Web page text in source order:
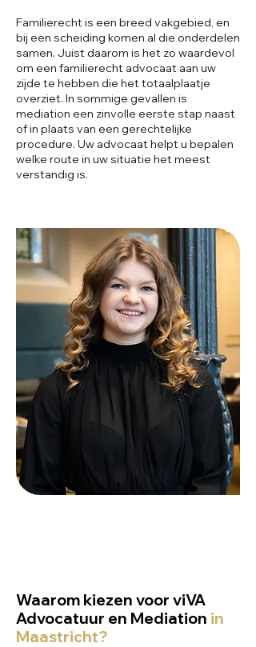
Familierecht is een breed vakgebied, en
bij een scheiding komen al die onderdelen
samen. Juist daarom is het zo waardevol
om een familierecht advocaat aan uw
zijde te hebben die het totaalplaatje
overziet. In sommige gevallen is
mediation een zinvolle eerste stap naast
of in plaats van een gerechtelijke
procedure. Uw advocaat helpt u bepalen
welke route in uw situatie het meest
verstandig is.
Waarom kiezen voor viVA
Advocatuur en Mediation in
Maastricht?